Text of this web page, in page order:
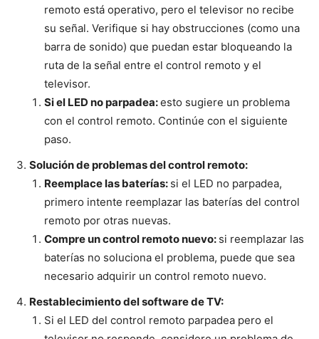
remoto está operativo, pero el televisor no recibe
su señal. Verifique si hay obstrucciones (como una
barra de sonido) que puedan estar bloqueando la
ruta de la señal entre el control remoto y el
televisor.
Si el LED no parpadea:esto sugiere un problema
con el control remoto. Continúe con el siguiente
paso.
Solución de problemas del control remoto:
Reemplace las baterías: si el LED no parpadea,
primero intente reemplazar las baterías del control
remoto por otras nuevas.
Compre un control remoto nuevo: si reemplazar las
baterías no soluciona el problema, puede que sea
necesario adquirir un control remoto nuevo.
Restablecimiento del software de TV:
Si el LED del control remoto parpadea pero el